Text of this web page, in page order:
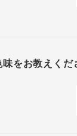
をお教えくだ